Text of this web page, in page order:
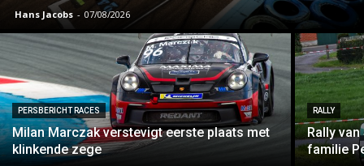
Hans Jacobs - 07/08/2026
PERSBERICHT RACES
Milan Marczak verstevigt eerste plaats met
klinkende zege
RALLY
Rally
familie